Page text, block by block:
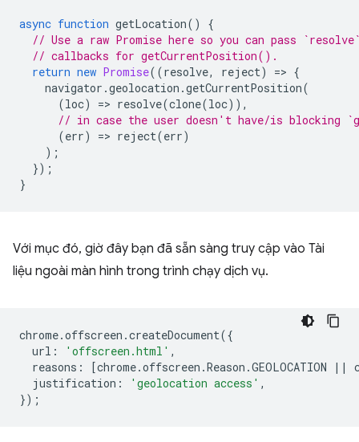
async function getLocation()
{
// Use a raw Promise here so you can pass
// callbacks for getCurrentPosition().
return new Promise((resolve, reject) => {
navigator .geolocation .getCurrentPosition(
(loc) => resolve(clone(loc)),
// in case the user doesn't have/is blocking
(err) => reject(err)
);
});
}
Với mục đó, giờ đây bạn đã sẵn sàng truy cập vào Tài
liệu ngoài màn hình trong trình chạy dịch vụ.
chrome.offscreen .createDocument({
url : 'offscreen.html' ,
reasons : [chrome.offscreen .Reason .GEOLOCATION ||
justification : 'geolocation access' ,
});